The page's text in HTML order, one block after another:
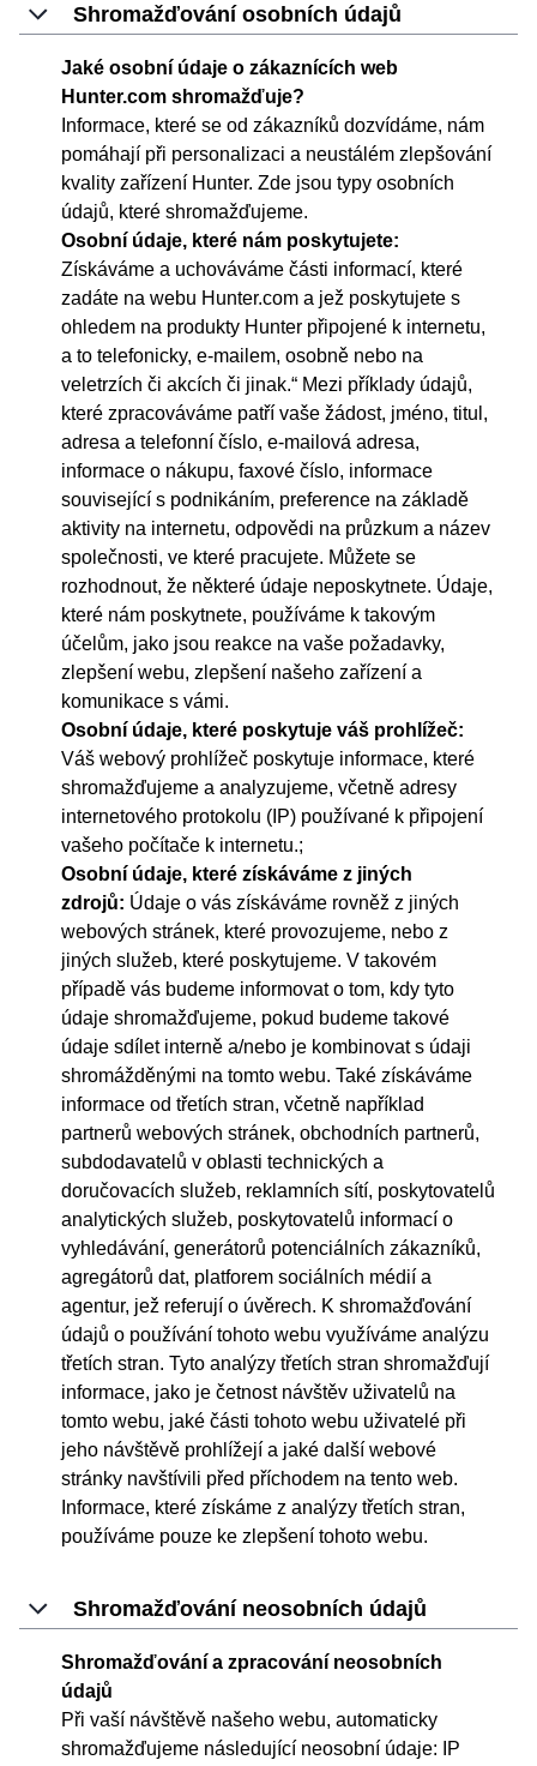
Shromažďování osobních údajů
Jaké osobní údaje o zákaznících web
Hunter.com shromažďuje?
Informace, které se od zákazníků dozvídáme, nám
pomáhají při personalizaci a neustálém zlepšování
kvality zařízení Hunter. Zde jsou typy osobních
údajů, které shromažďujeme.
Osobní údaje, které nám poskytujete:
Získáváme a uchováváme části informací, které
zadáte na webu Hunter.com a jež poskytujete s
ohledem na produkty Hunter připojené k internetu,
a to telefonicky, e-mailem, osobně nebo na
veletrzích či akcích či jinak.“ Mezi příklady údajů,
které zpracováváme patří vaše žádost, jméno, titul,
adresa a telefonní číslo, e-mailová adresa,
informace o nákupu, faxové číslo, informace
související s podnikáním, preference na základě
aktivity na internetu, odpovědi na průzkum a název
společnosti, ve které pracujete. Můžete se
rozhodnout, že některé údaje neposkytnete. Údaje,
které nám poskytnete, používáme k takovým
účelům, jako jsou reakce na vaše požadavky,
zlepšení webu, zlepšení našeho zařízení a
komunikace s vámi.
Osobní údaje, které poskytuje váš prohlížeč:
Váš webový prohlížeč poskytuje informace, které
shromažďujeme a analyzujeme, včetně adresy
internetového protokolu (IP) používané k připojení
vašeho počítače k ​​internetu.;
Osobní údaje, které získáváme z jiných
zdrojů: Údaje o vás získáváme rovněž z jiných
webových stránek, které provozujeme, nebo z
jiných služeb, které poskytujeme. V takovém
případě vás budeme informovat o tom, kdy tyto
údaje shromažďujeme, pokud budeme takové
údaje sdílet interně a/nebo je kombinovat s údaji
shromážděnými na tomto webu. Také získáváme
informace od třetích stran, včetně například
partnerů webových stránek, obchodních partnerů,
subdodavatelů v oblasti technických a
doručovacích služeb, reklamních sítí, poskytovatelů
analytických služeb, poskytovatelů informací o
vyhledávání, generátorů potenciálních zákazníků,
agregátorů dat, platforem sociálních médií a
agentur, jež referují o úvěrech. K shromažďování
údajů o používání tohoto webu využíváme analýzu
třetích stran. Tyto analýzy třetích stran shromažďují
informace, jako je četnost návštěv uživatelů na
tomto webu, jaké části tohoto webu uživatelé při
jeho návštěvě prohlížejí a jaké další webové
stránky navštívili před příchodem na tento web.
Informace, které získáme z analýzy třetích stran,
používáme pouze ke zlepšení tohoto webu.
Shromažďování neosobních údajů
Shromažďování a zpracování neosobních
údajů
Při vaší návštěvě našeho webu, automaticky
shromažďujeme následující neosobní údaje: IP